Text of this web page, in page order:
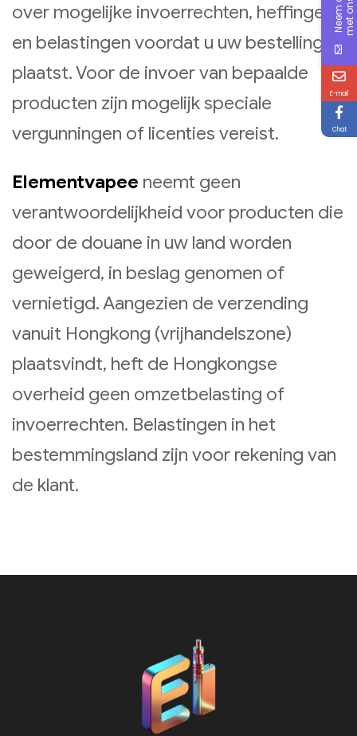
over mogelijke invoerrechten, heffingen
en belastingen voordat u uw bestelling
plaatst. Voor de invoer van bepaalde
producten zijn mogelijk speciale
vergunningen of licenties vereist.
Elementvapee neemt geen
verantwoordelijkheid voor producten die
door de douane in uw land worden
geweigerd, in beslag genomen of
vernietigd. Aangezien de verzending
vanuit Hongkong (vrijhandelszone)
plaatsvindt, heft de Hongkongse
overheid geen omzetbelasting of
invoerrechten. Belastingen in het
bestemmingsland zijn voor rekening van
de klant.
E-mail
Chat